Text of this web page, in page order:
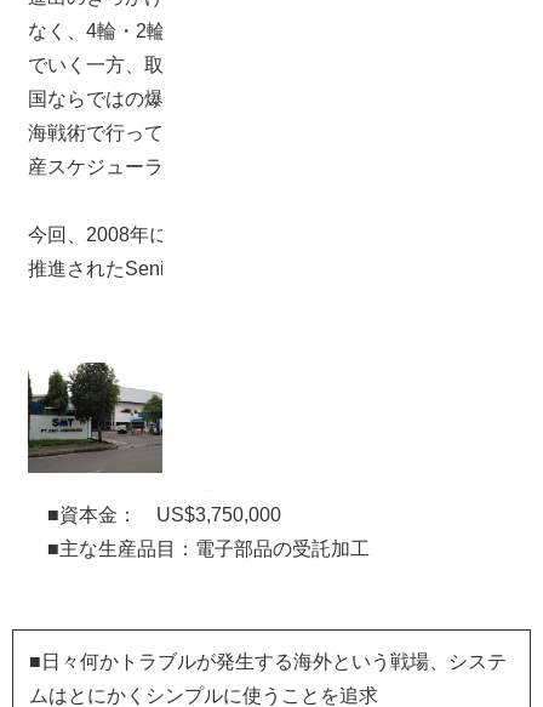
なく、4輪・2輪向けの取引が増えるなど事業拡大が進ん
でいく一方、取引先が増えることによる多品種化と新興
国ならではの爆発的な需要による大量生産が重なり、人
海戦術で行っていた生産調整は限界を迎え2007年に生
産スケジューラAsprovaの導入を決めた。
今回、2008年にインドネシアに赴任し、Asprova導入を
推進されたSenior Managerの本間様にお話を伺った。
■資本金： US$3,750,000
■主な生産品目：電子部品の受託加工
■日々何かトラブルが発生する海外という戦場、システ
ムはとにかくシンプルに使うことを追求